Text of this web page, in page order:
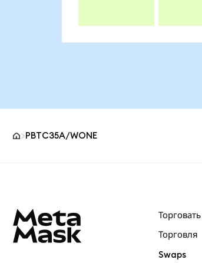
PBTC35A/WONE
Торговать
Торговля
Swaps